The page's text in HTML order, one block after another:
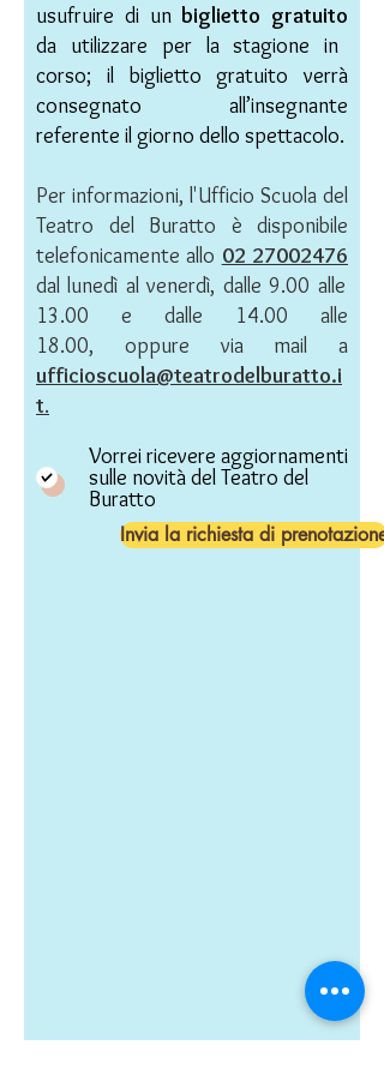
usufruire di unbiglietto gratuito
da utilizzare per la stagione in
corso; il biglietto gratuito verrà
consegnato all’insegnante
referente il giorno dello spettacolo.
Per informazioni, l'Ufficio Scuola del
Teatro del Buratto è disponibile
telefonicamente allo 02 27002476
dal lunedì al venerdì, dalle 9.00 alle
13.00 e dalle 14.00 alle
18.00, oppure via mail a
ufficioscuola@teatrodelburatto.i
t.
Vorrei ricevere aggiornamenti
sulle novità del Teatro del
Buratto
Invia la richiesta di prenotazione